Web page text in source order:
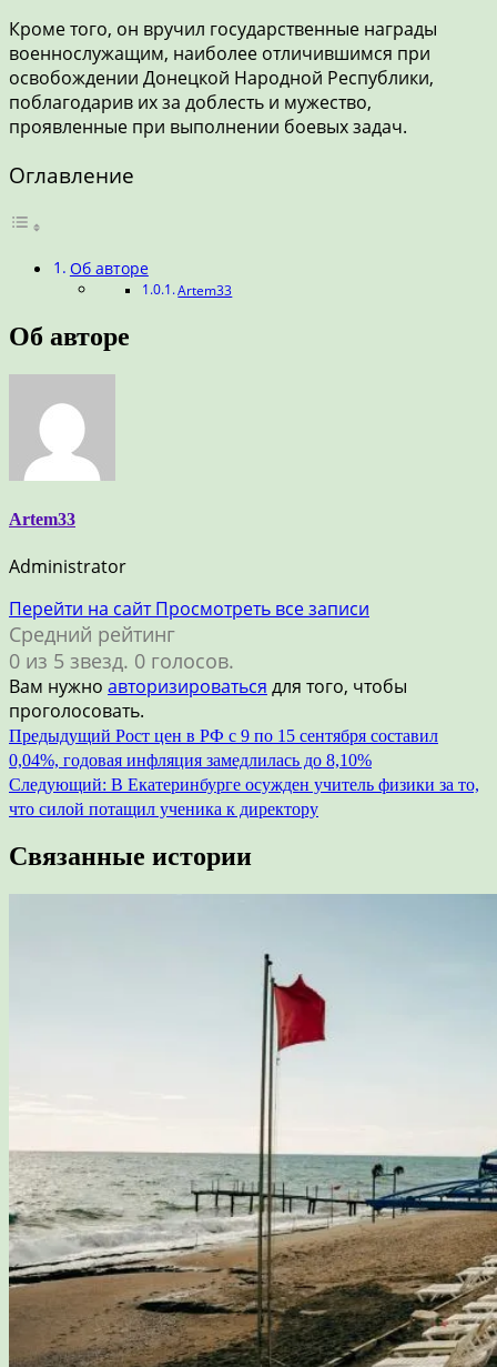
Кроме того, он вручил государственные награды
военнослужащим, наиболее отличившимся при
освобождении Донецкой Народной Республики,
поблагодарив их за доблесть и мужество,
проявленные при выполнении боевых задач.
Оглавление
Об авторе
Artem33
Об авторе
Artem33
Administrator
Перейти на сайтПросмотреть все записи
Средний рейтинг
0 из 5 звезд. 0 голосов.
Вам нужно авторизироваться для того, чтобы
проголосовать.
Навигация
по
записям
Предыдущий Рост цен в РФ с 9 по 15 сентября составил
0,04%, годовая инфляция замедлилась до 8,10%
Следующий: В Екатеринбурге осужден учитель физики за то,
что силой потащил ученика к директору
Связанные истории